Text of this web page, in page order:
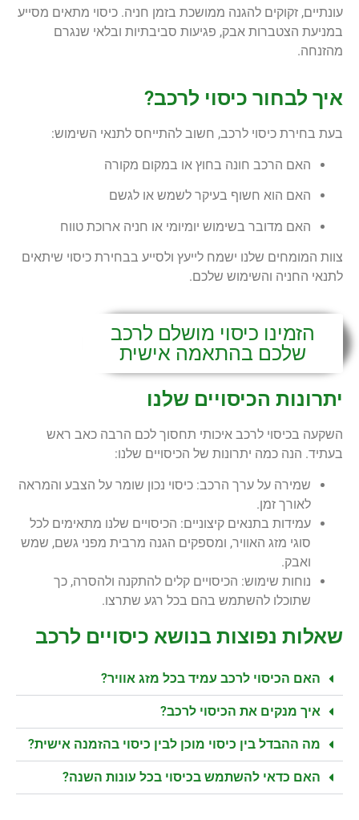
עונתיים, זקוקים להגנה ממושכת בזמן חניה. כיסוי מתאים מסייע
במניעת הצטברות אבק, פגיעות סביבתיות ובלאי שנגרם
מהזנחה.
איך לבחור כיסוי לרכב?
בעת בחירת כיסוי לרכב, חשוב להתייחס לתנאי השימוש:
האם הרכב חונה בחוץ או במקום מקורה
האם הוא חשוף בעיקר לשמש או לגשם
האם מדובר בשימוש יומיומי או חניה ארוכת טווח
צוות המומחים שלנו ישמח לייעץ ולסייע בבחירת כיסוי שיתאים
לתנאי החניה והשימוש שלכם.
הזמינו כיסוי מושלם לרכב
שלכם בהתאמה אישית
יתרונות הכיסויים שלנו
השקעה בכיסוי לרכב איכותי תחסוך לכם הרבה כאב ראש
בעתיד. הנה כמה יתרונות של הכיסויים שלנו:
שמירה על ערך הרכב: כיסוי נכון שומר על הצבע והמראה
לאורך זמן.
עמידות בתנאים קיצוניים: הכיסויים שלנו מתאימים לכל
סוגי מזג האוויר, ומספקים הגנה מרבית מפני גשם, שמש
ואבק.
נוחות שימוש: הכיסויים קלים להתקנה ולהסרה, כך
שתוכלו להשתמש בהם בכל רגע שתרצו.
שאלות נפוצות בנושא כיסויים לרכב
האם הכיסוי לרכב עמיד בכל מזג אוויר?
איך מנקים את הכיסוי לרכב?
מה ההבדל בין כיסוי מוכן לבין כיסוי בהזמנה אישית?
האם כדאי להשתמש בכיסוי בכל עונות השנה?